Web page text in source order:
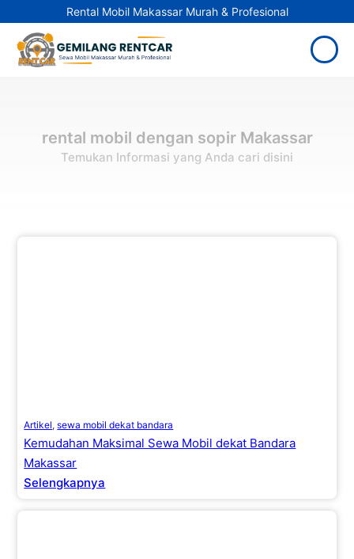
Rental Mobil Makassar Murah & Profesional
rental mobil dengan sopir Makassar
Temukan Informasi yang Anda cari disini
Artikel,sewa mobil dekat bandara
Kemudahan Maksimal Sewa Mobil dekat Bandara
Makassar
Selengkapnya